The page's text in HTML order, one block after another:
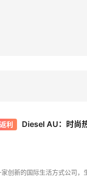
利
Diesel AU：时尚
创新的国际生活方式公司，